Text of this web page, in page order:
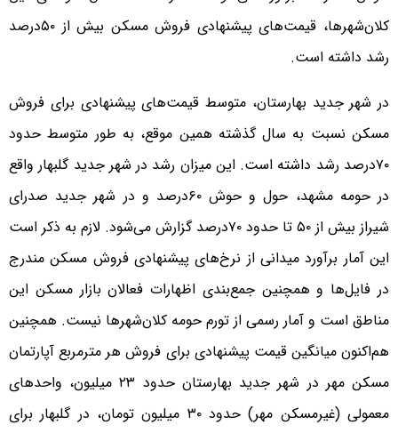
کلان‌شهرها، قیمت‌های پیشنهادی فروش مسکن بیش از ۵۰‌درصد
رشد داشته است.
در شهر جدید بهارستان، متوسط قیمت‌های پیشنهادی برای فروش
مسکن نسبت به سال گذشته همین موقع، به طور متوسط حدود
۷۰‌درصد رشد داشته است. این میزان رشد در شهر جدید گلبهار واقع
در حومه مشهد، حول و حوش ۶۰‌درصد و در شهر جدید صدرای
شیراز بیش از ۵۰ تا حدود ۷۰‌درصد گزارش می‌شود. لازم به ذکر است
این آمار برآورد میدانی از نرخ‌های پیشنهادی فروش مسکن مندرج
در فایل‌‌‌ها و همچنین جمع‌‌‌بندی اظهارات فعالان بازار مسکن این
مناطق است و آمار رسمی از تورم حومه کلان‌شهرها نیست. همچنین
هم‌‌‌اکنون میانگین قیمت پیشنهادی برای فروش هر مترمربع آپارتمان
مسکن مهر در شهر جدید بهارستان حدود ۲۳ میلیون، واحدهای
معمولی (غیرمسکن مهر) حدود ۳۰ میلیون تومان، در گلبهار برای